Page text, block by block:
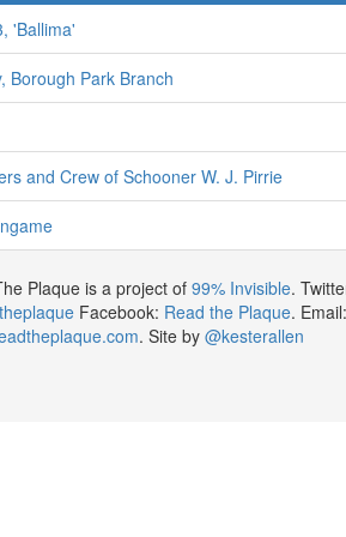
'Ballima'
Borough Park Branch
and Crew of Schooner W. J. Pirrie
Plaque is a project of 99% Invisible.
Facebook: Read the Plaque. Email:
. Site by @kesterallen